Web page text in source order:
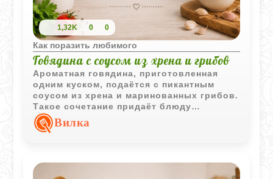
1,32K 0 0
Как поразить любимого
Говядина с соусом из хрена и грибов
Ароматная говядина, приготовленная
одним куском, подаётся с пикантным
соусом из хрена и маринованных грибов.
Такое сочетание придаёт блюду
выразительный вкус и делает его
отличным вариантом для праздничного
Вилка